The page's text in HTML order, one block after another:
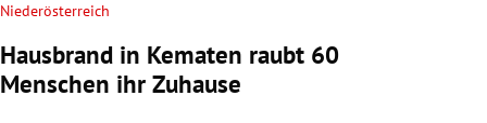
Untermenü
Untermenü
Niederösterreich
Hausbrand in Kematen raubt 60
Menschen ihr Zuhause